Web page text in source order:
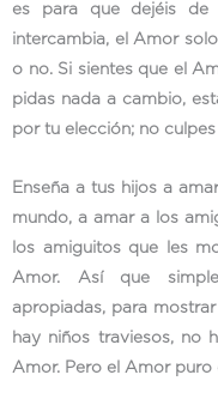
es para que dejéis de
intercambia, el Amor
o no. Si sientes que el
pidas nada a cambio,
por tu elección; no
Enseña a tus hijos a
mundo, a amar a los
los amiguitos que les
Amor. Así que
apropiadas, para
hay niños traviesos, no
Amor. Pero el Amor puro